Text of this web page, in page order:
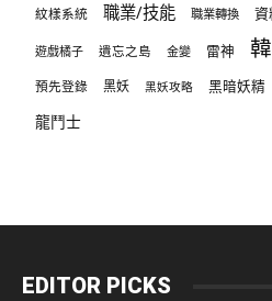
紋樣系統 職業/技能 職業轉換 資
遊戲橘子 遺忘之島 金變 雷神
預先登錄 黑妖 黑妖攻略 黑暗妖精
龍鬥士
EDITOR PICKS